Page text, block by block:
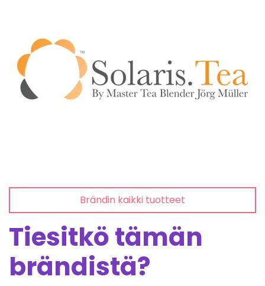
Brändin kaikki tuotteet
Tiesitkö tämän
brändistä?